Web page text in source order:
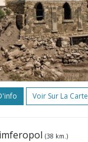
Voir Sur La Carte
(38 km.)